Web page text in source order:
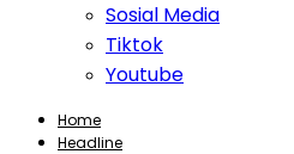
Sosial Media
Tiktok
Youtube
Home
Headline